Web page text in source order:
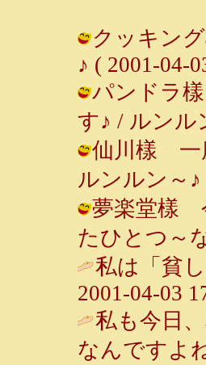
クッキン
♪ ( 2001-04-
パンドラ
す♪ / ルンル
仙川樣 一
ルンルン～♪
夢楽堂樣
たひとつ～
私は「貧
2001-04-03
私も今日
なんですよ